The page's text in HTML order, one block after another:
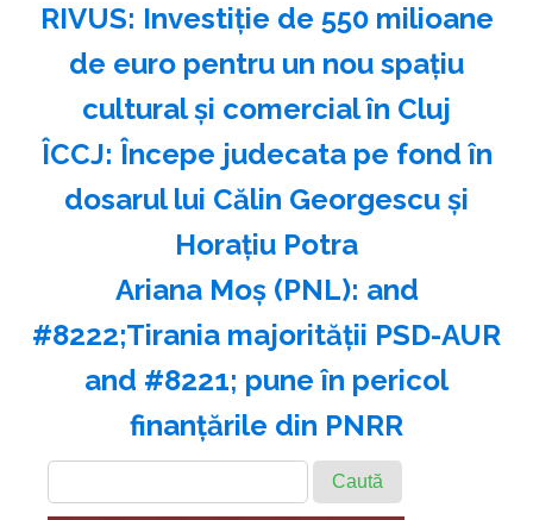
RIVUS: Investiţie de 550 milioane
de euro pentru un nou spaţiu
cultural şi comercial în Cluj
ÎCCJ: Începe judecata pe fond în
dosarul lui Călin Georgescu şi
Horaţiu Potra
Ariana Moş (PNL): and
#8222;Tirania majorităţii PSD-AUR
and #8221; pune în pericol
finanţările din PNRR